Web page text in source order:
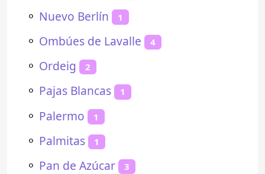
⚬ Nuevo Berlín 1
⚬ Ombúes de Lavalle 4
⚬ Ordeig 2
⚬ Pajas Blancas 1
⚬ Palermo 1
⚬ Palmitas 1
⚬ Pan de Azúcar 3